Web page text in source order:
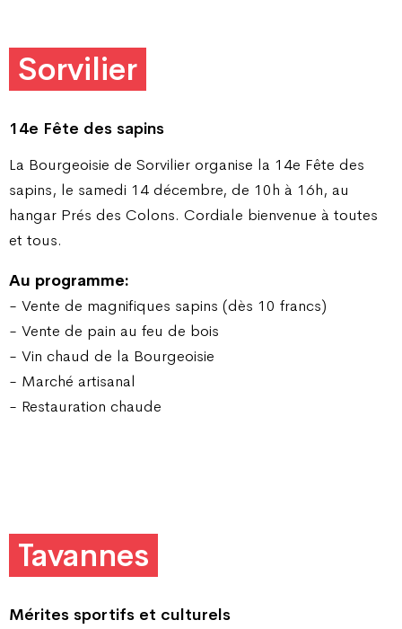
Sorvilier
14e Fête des sapins
La Bourgeoisie de Sorvilier organise la 14e Fête des
sapins, le samedi 14 décembre, de 10h à 16h, au
hangar Prés des Colons. Cordiale bienvenue à toutes
et tous.
Au programme:
- Vente de magnifiques sapins (dès 10 francs)
- Vente de pain au feu de bois
- Vin chaud de la Bourgeoisie
- Marché artisanal
- Restauration chaude
Tavannes
Mérites sportifs et culturels